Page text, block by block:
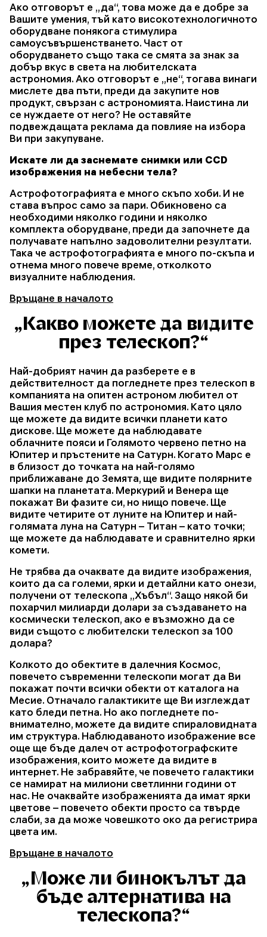
Ако отговорът е „да“, това може да е добре за
Вашите умения, тъй като високотехнологичното
оборудване понякога стимулира
самоусъвършенстването. Част от
оборудването също така се смята за знак за
добър вкус в света на любителската
астрономия. Ако отговорът е „не“, тогава винаги
мислете два пъти, преди да закупите нов
продукт, свързан с астрономията. Наистина ли
се нуждаете от него? Не оставяйте
подвеждащата реклама да повлияе на избора
Ви при закупуване.
Искате ли да заснемате снимки или CCD
изображения на небесни тела?
Астрофотографията е много скъпо хоби. И не
става въпрос само за пари. Обикновено са
необходими няколко години и няколко
комплекта оборудване, преди да започнете да
получавате напълно задоволителни резултати.
Така че астрофотографията е много по-скъпа и
отнема много повече време, отколкото
визуалните наблюдения.
Връщане в началото
„Какво можете да видите
през телескоп?“
Най-добрият начин да разберете е в
действителност да погледнете през телескоп в
компанията на опитен астроном любител от
Вашия местен клуб по астрономия. Като цяло
ще можете да видите всички планети като
дискове. Ще можете да наблюдавате
облачните пояси и Голямото червено петно на
Юпитер и пръстените на Сатурн. Когато Марс е
в близост до точката на най-голямо
приближаване до Земята, ще видите полярните
шапки на планетата. Меркурий и Венера ще
покажат Ви фазите си, но нищо повече. Ще
видите четирите от луните на Юпитер и най-
голямата луна на Сатурн – Титан – като точки;
ще можете да наблюдавате и сравнително ярки
комети.
Не трябва да очаквате да видите изображения,
които да са големи, ярки и детайлни като онези,
получени от телескопа „Хъбъл“. Защо някой би
похарчил милиарди долари за създаването на
космически телескоп, ако е възможно да се
види същото с любителски телескоп за 100
долара?
Колкото до обектите в далечния Космос,
повечето съвременни телескопи могат да Ви
покажат почти всички обекти от каталога на
Месие. Отначало галактиките ще Ви изглеждат
като бледи петна. Но ако погледнете по-
внимателно, можете да видите спираловидната
им структура. Наблюдаваното изображение все
още ще бъде далеч от астрофотографските
изображения, които можете да видите в
интернет. Не забравяйте, че повечето галактики
се намират на милиони светлинни години от
нас. Не очаквайте изображенията да имат ярки
цветове – повечето обекти просто са твърде
слаби, за да може човешкото око да регистрира
цвета им.
Връщане в началото
„Може ли бинокълът да
бъде алтернатива на
телескопа?“